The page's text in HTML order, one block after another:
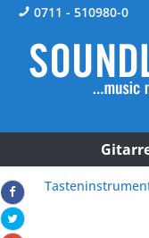
0711 - 510980-0